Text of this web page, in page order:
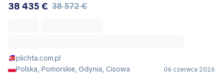
38 435 € 38 572 €
plichta.com.pl
Polska, Pomorskie, Gdynia, Cisowa
06 czerwca 2026